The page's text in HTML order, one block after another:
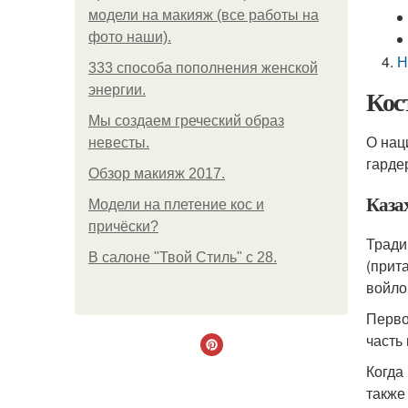
модели на макияж (все работы на
фото наши).
333 способа пополнения женской
энергии.
Мы создаем греческий образ
невесты.
Обзор макияж 2017.
Модели на плетение кос и
причёски?
В салоне "Твой Стиль" с 28.
О